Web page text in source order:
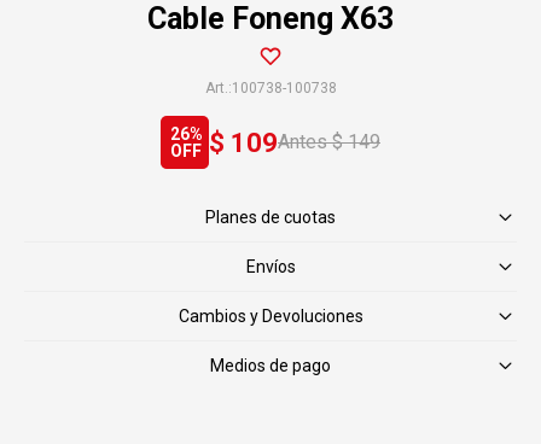
Cable Foneng X63
100738-100738
$ 109 $ 149
26
Planes de cuotas
Envíos
Cambios y Devoluciones
Medios de pago